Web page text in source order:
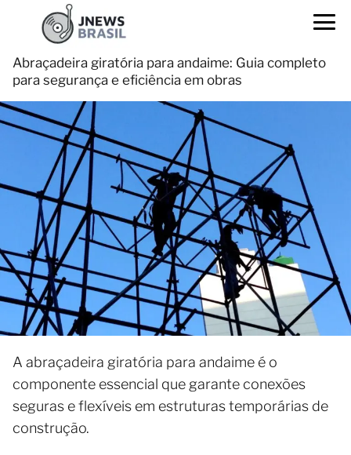
Abraçadeira giratória para andaime: Guia completo
para segurança e eficiência em obras
A abraçadeira giratória para andaime é o
componente essencial que garante conexões
seguras e flexíveis em estruturas temporárias de
construção.